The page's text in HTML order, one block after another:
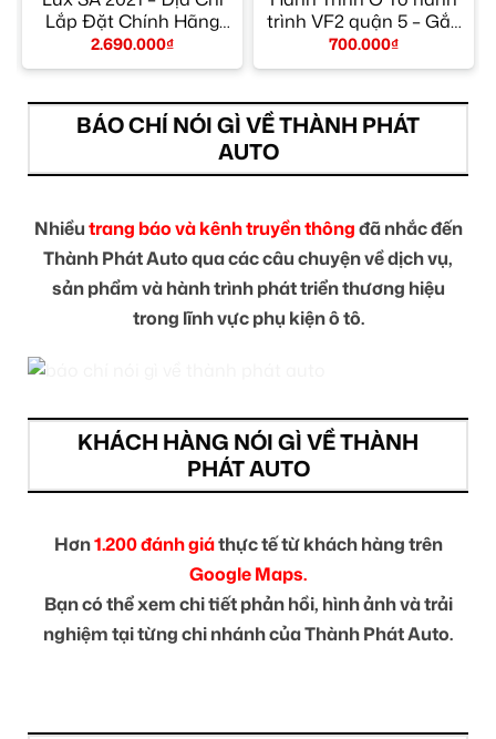
Lắp Đặt Chính Hãng
TPHCM
2.690.000₫
trình VF2 quận 5 – Gắn
Nhanh Trong Ngày
700.000₫
BÁO CHÍ NÓI GÌ VỀ THÀNH PHÁT
AUTO
Nhiềutrang báo và kênh truyền thôngđã nhắc đến
Thành Phát Auto qua các câu chuyện về dịch vụ,
sản phẩm và hành trình phát triển thương hiệu
trong lĩnh vực phụ kiện ô tô.
KHÁCH HÀNG NÓI GÌ VỀ THÀNH
PHÁT AUTO
Hơn1.200 đánh giáthực tế từ khách hàng trên
Google Maps.
Bạn có thể xem chi tiết phản hồi, hình ảnh và trải
nghiệm tại từng chi nhánh của Thành Phát Auto.